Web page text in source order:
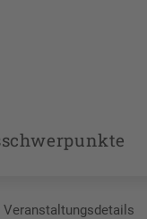
Veranstaltungsdetails